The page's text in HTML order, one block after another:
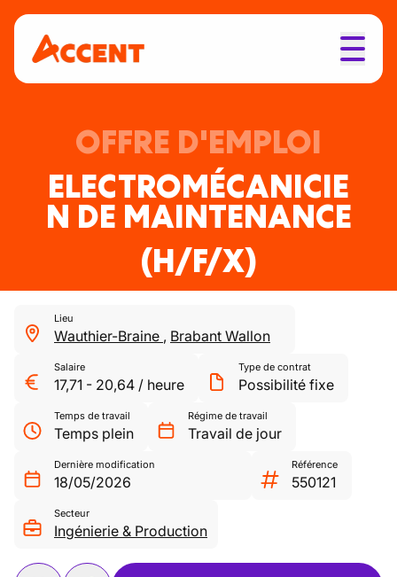
OFFRE D'EMPLOI
ELECTROMÉCANICIE
N DE MAINTENANCE
(H/F/X)
Lieu
Wauthier-Braine , Brabant Wallon
Salaire
17,71 - 20,64 / heure
Type de contrat
Possibilité fixe
Temps de travail
Temps plein
Régime de travail
Travail de jour
Dernière modification
18/05/2026
Référence
550121
Secteur
Ingénierie & Production